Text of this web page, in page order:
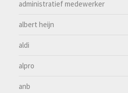
administratief medewerker
albert heijn
aldi
alpro
anb